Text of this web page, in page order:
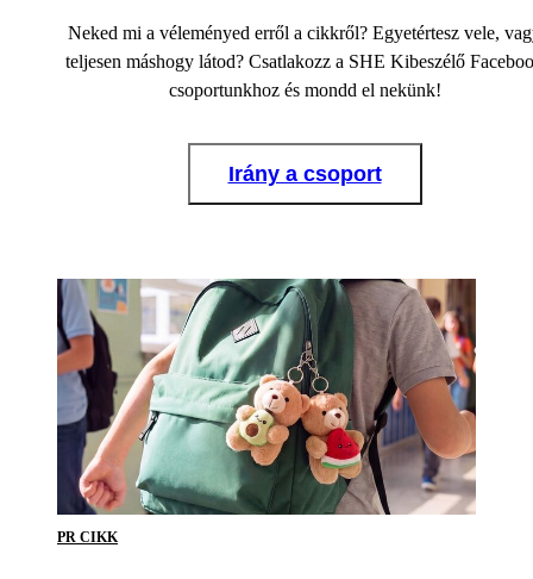
Neked mi a véleményed erről a cikkről? Egyetértesz vele,
teljesen máshogy látod? Csatlakozz a SHE Kibeszélő
csoportunkhoz és mondd el nekünk!
Irány a csoport
PR CIKK